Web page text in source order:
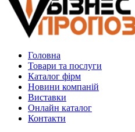
Головна
Товари та послуги
Каталог фірм
Новини компаній
Виставки
Онлайн каталог
Контакти